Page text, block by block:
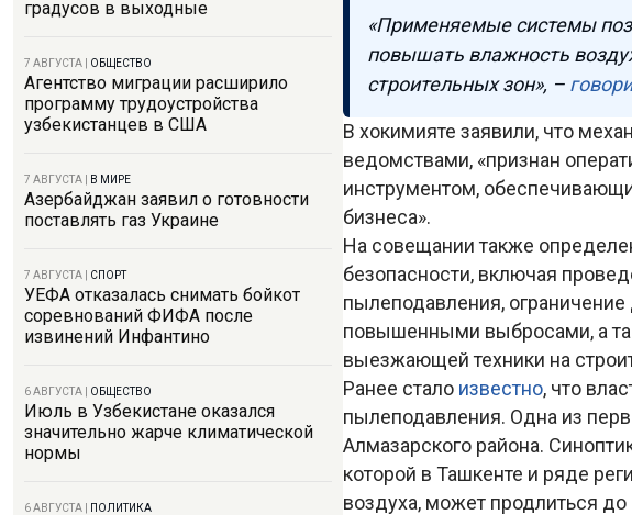
градусов в выходные
7 АВГУСТА ОБЩЕСТВО
Агентство миграции расширило
программу трудоустройства
узбекистанцев в США
7 АВГУСТА В МИРЕ
Азербайджан заявил о готовности
поставлять газ Украине
7 АВГУСТА СПОРТ
УЕФА отказалась снимать бойкот
соревнований ФИФА после
извинений Инфантино
6 АВГУСТА ОБЩЕСТВО
Июль в Узбекистане оказался
значительно жарче климатической
нормы
6 АВГУСТА ПОЛИТИКА
«Применяемые системы
повышать влажность
строительных зон», –
В хокимияте заявили, что
ведомствами, «признан
инструментом,
бизнеса».
На совещании также
безопасности, включая
пылеподавления, ограничение
повышенными выбросами, а
выезжающей техники на
Ранее стало известно, что
пылеподавления. Одна из
Алмазарского района.
которой в Ташкенте и ряде
воздуха, может продлиться до